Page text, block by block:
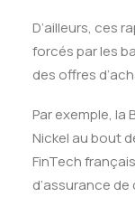
D’ailleurs, ces
forcés par les
des offres
Par exemple, la
Nickel au bout
FinTech
d’assurance